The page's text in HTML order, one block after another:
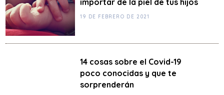
importar de la piel de tus hijos
19 DE FEBRERO DE 2021
14 cosas sobre el Covid-19
poco conocidas y que te
sorprenderán